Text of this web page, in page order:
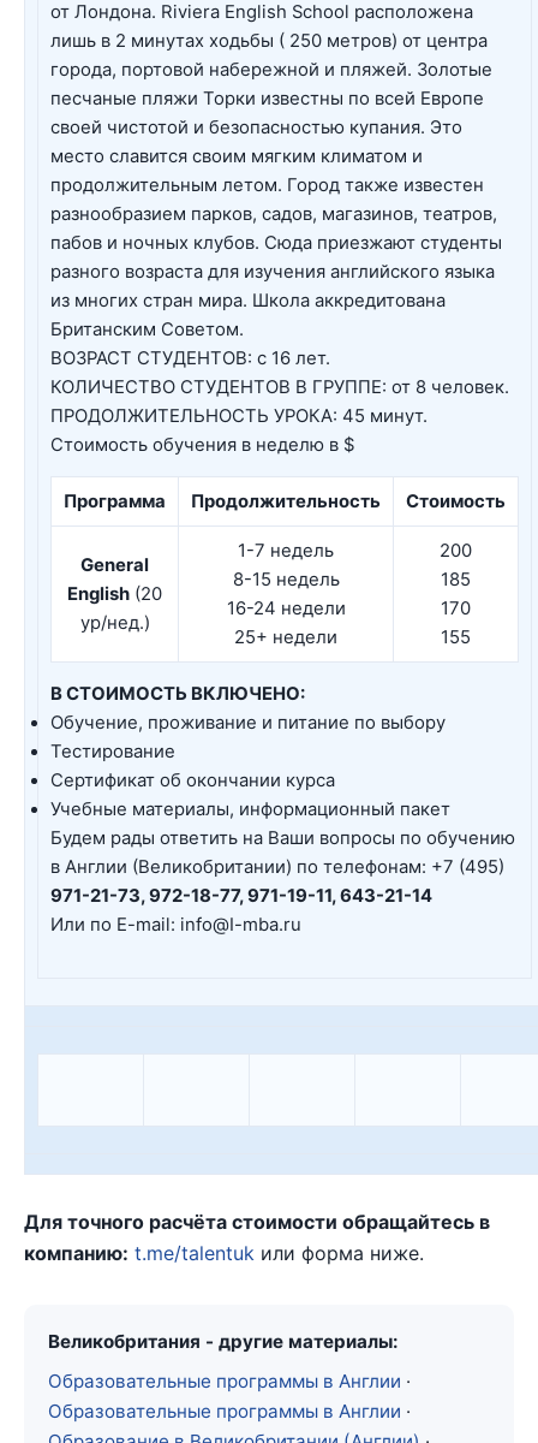
от Лондона. Riviera English School расположена
лишь в 2 минутах ходьбы ( 250 метров) от центра
города, портовой набережной и пляжей. Золотые
песчаные пляжи Торки известны по всей Европе
своей чистотой и безопасностью купания. Это
место славится своим мягким климатом и
продолжительным летом. Город также известен
разнообразием парков, садов, магазинов, театров,
пабов и ночных клубов. Сюда приезжают студенты
разного возраста для изучения английского языка
из многих стран мира. Школа аккредитована
Британским Советом.
ВОЗРАСТ СТУДЕНТОВ: с 16 лет.
КОЛИЧЕСТВО СТУДЕНТОВ В ГРУППЕ: от 8 человек.
ПРОДОЛЖИТЕЛЬНОСТЬ УРОКА: 45 минут.
Стоимость обучения в неделю в $
Программа Продолжительность Стоимость
General
English (20
ур/нед.)
1-7 недель
8-15 недель
16-24 недели
25+ недели
200
185
170
155
В СТОИМОСТЬ ВКЛЮЧЕНО:
Обучение, проживание и питание по выбору
Тестирование
Сертификат об окончании курса
Учебные материалы, информационный пакет
Будем рады ответить на Ваши вопросы по обучению
в Англии (Великобритании) по телефонам: +7 (495)
971-21-73, 972-18-77, 971-19-11, 643-21-14
Или по E-mail: info@I-mba.ru
Для точного расчёта стоимости обращайтесь в
компанию: t.me/talentuk или форма ниже.
Великобритания - другие материалы:
Образовательные программы в Англии ·
Образовательные программы в Англии ·